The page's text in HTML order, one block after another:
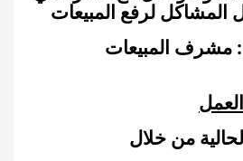
لرفع المبيعات
: مشرف المبيعات